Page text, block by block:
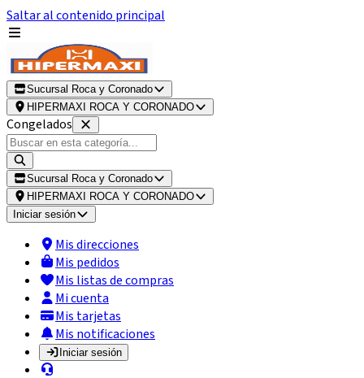
Saltar al contenido principal
Sucursal Roca y Coronado
HIPERMAXI ROCA Y CORONADO
Congelados
Sucursal Roca y Coronado
HIPERMAXI ROCA Y CORONADO
Iniciar sesión
Mis direcciones
Mis pedidos
Mis listas de compras
Mi cuenta
Mis tarjetas
Mis notificaciones
Iniciar sesión